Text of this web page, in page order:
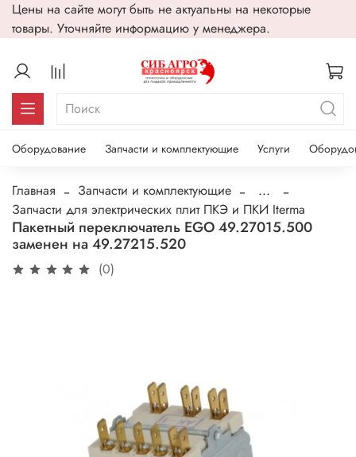
Цены на сайте могут быть не актуальны на некоторые
товары. Уточняйте информацию у менеджера.
Оборудование Запчасти и комплектующие Услуги
Главная Запчасти и комплектующие
...
Запчасти для электрических плит ПКЭ и ПКИ Iterma
Пакетный переключатель EGO 49.27015.500
заменен на 49.27215.520
(0)